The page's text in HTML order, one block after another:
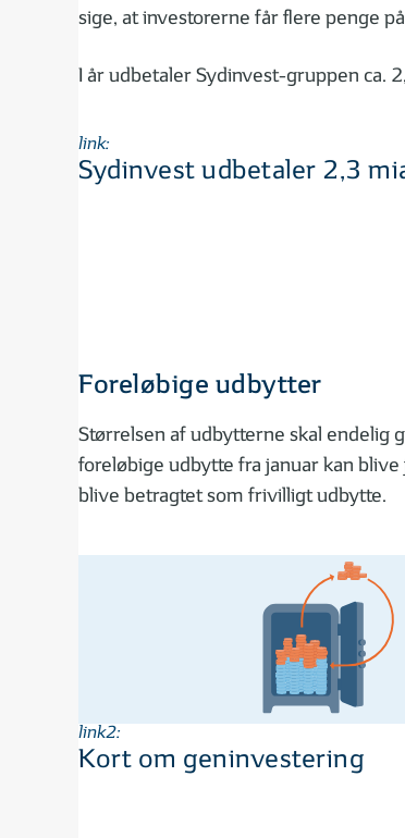
sige, at investorerne får flere penge
I år udbetaler Sydinvest-gruppen ca.
link:
Sydinvest udbetaler 2,3
Foreløbige udbytter
Størrelsen af udbytterne skal endelig
foreløbige udbytte fra januar kan
blive betragtet som frivilligt udbytte.
link2:
Kort om geninvestering